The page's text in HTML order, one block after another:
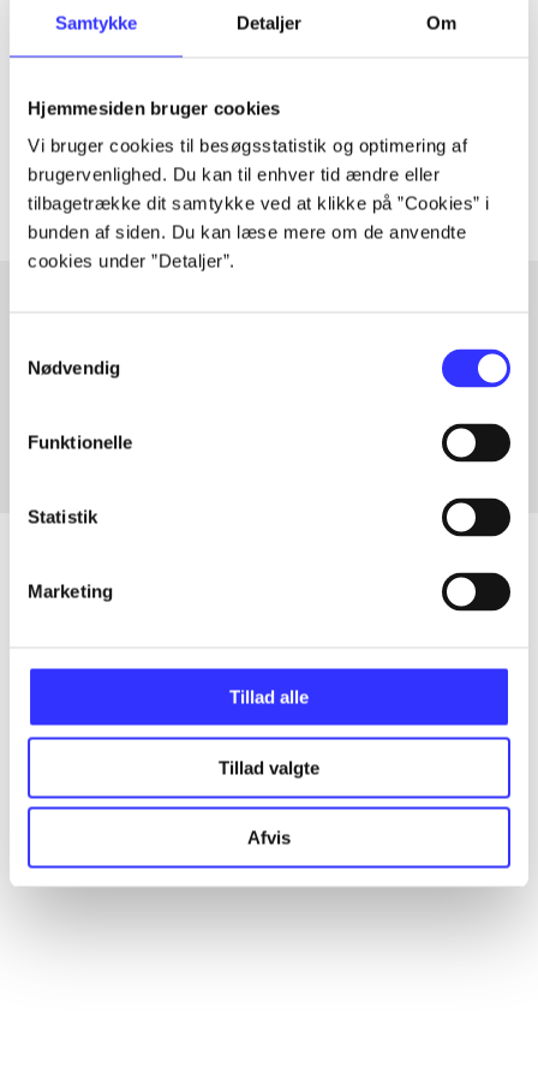
Samtykke Detaljer Om
Hjemmesiden bruger cookies
Vi bruger cookies til besøgsstatistik og optimering af
brugervenlighed. Du kan til enhver tid ændre eller
tilbagetrække dit samtykke ved at klikke på ”Cookies” i
bunden af siden. Du kan læse mere om de anvendte
cookies under ”Detaljer”.
Nødvendig
Funktionelle
Statistik
Marketing
Tillad alle
Tillad valgte
Afvis
Tidsskrift
Artiklerne i handler ofte om
Artikler med samme emner
Alle registrerede artikler fordelt på udgivelser
...
...
...